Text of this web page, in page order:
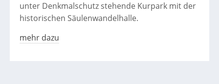
unter Denkmalschutz stehende Kurpark mit der
historischen Säulenwandelhalle.
mehr dazu